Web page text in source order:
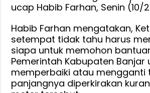
ucap Habib Farhan, Senin (10/
Habib Farhan mengatakan,
setempat tidak tahu harus
siapa untuk memohon
Pemerintah Kabupaten Banjar
memperbaiki atau mengganti
panjangnya diperkirakan